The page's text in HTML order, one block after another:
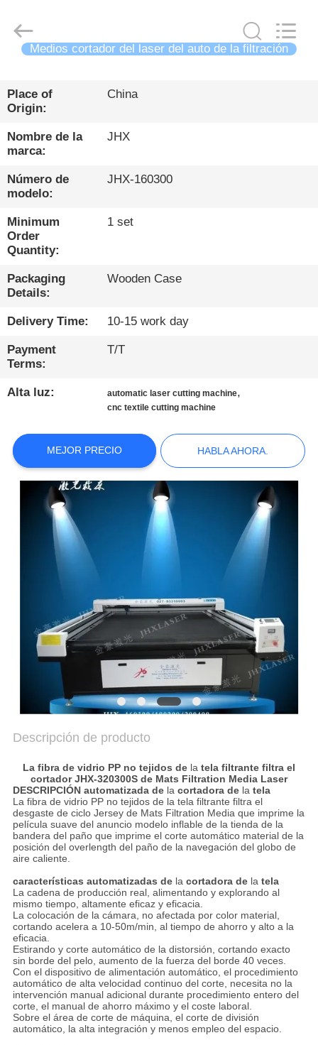
PRODUCTOS
NOSOTROS
VISITA
A
LA
FÁBRICA
CONTROL
DE
CALIDAD
CONTÁCTENOS
NOTICIAS
HABLA
AHORA.
COMPANY
NEWS
SITEMAP
PRIVACY
POLICY
Co.,Ltd.
Reserved.Medios cortador del laser del auto de la filtración
Place of
Origin:
China
Nombre de la
marca:
JHX
Número de
modelo:
JHX-160300
Minimum
Order
Quantity:
1 set
Packaging
Details:
Wooden Case
Delivery Time: 10-15 work day
Payment
Terms:
T/T
Alta luz: automatic laser cutting machine,
cnc textile cutting machine
MEJOR PRECIO HABLA AHORA.
Descripción de producto
La fibra de vidrio PP no tejidos de la tela filtrante filtra el
cortador JHX-320300S de Mats Filtration Media Laser
DESCRIPCIÓNautomatizada dela cortadora dela tela
La fibra de vidrio PP no tejidos de la tela filtrante filtra el
desgaste de ciclo Jersey de Mats Filtration Media que imprime la
película suave del anuncio modelo inflable de la tienda de la
bandera del paño que imprime el corte automático material de la
posición del overlength del paño de la navegación del globo de
aire caliente.
características automatizadas dela cortadora dela tela
La cadena de producción real, alimentando y explorando al
mismo tiempo, altamente eficaz y eficacia.
La colocación de la cámara, no afectada por color material,
cortando acelera a 10-50m/min, al tiempo de ahorro y alto a la
eficacia.
Estirando y corte automático de la distorsión, cortando exacto
sin borde del pelo, aumento de la fuerza del borde 40 veces.
Con el dispositivo de alimentación automático, el procedimiento
automático de alta velocidad continuo del corte, necesita no la
intervención manual adicional durante procedimiento entero del
corte, el manual de ahorro máximo y el coste laboral.
Sobre el área de corte de máquina, el corte de división
automático, la alta integración y menos empleo del espacio.